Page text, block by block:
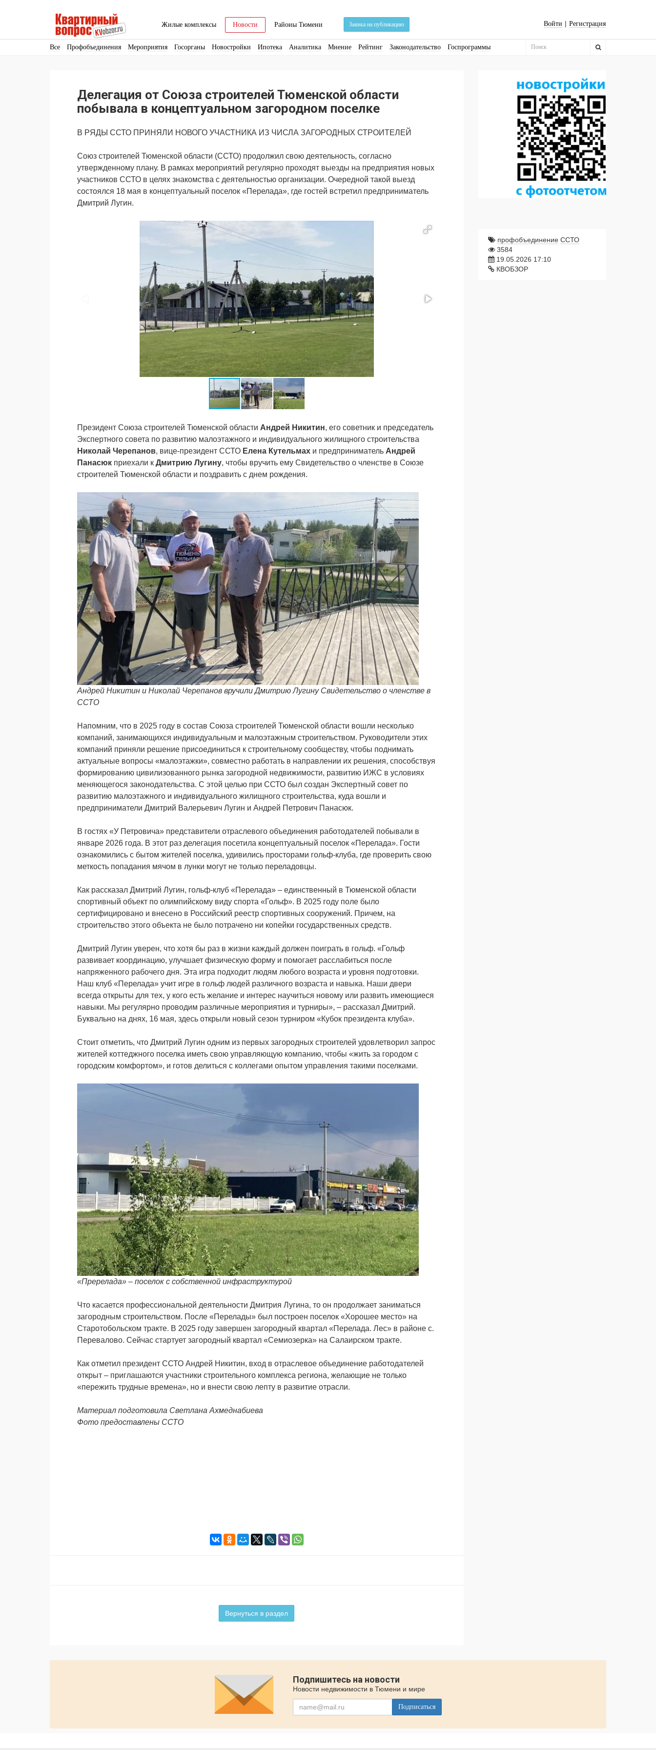
Жилые комплексы Новости Районы Тюмени Заявка на публикацию Войти | Регистрация
Все Профобъединения Мероприятия Госорганы Новостройки Ипотека Аналитика Мнение Рейтинг Законодательство Госпрограммы
Делегация от Союза строителей Тюменской области
побывала в концептуальном загородном поселке
В РЯДЫ ССТО ПРИНЯЛИ НОВОГО УЧАСТНИКА ИЗ ЧИСЛА ЗАГОРОДНЫХ СТРОИТЕЛЕЙ
Союз строителей Тюменской области (ССТО) продолжил свою деятельность, согласно
утвержденному плану. В рамках мероприятий регулярно проходят выезды на предприятия новых
участников ССТО в целях знакомства с деятельностью организации. Очередной такой выезд
состоялся 18 мая в концептуальный поселок «Перелада», где гостей встретил предприниматель
Дмитрий Лугин.
Президент Союза строителей Тюменской области Андрей Никитин, его советник и председатель
Экспертного совета по развитию малоэтажного и индивидуального жилищного строительства
Николай Черепанов, вице-президент ССТО Елена Кутельмах и предприниматель Андрей
Панасюк приехали к Дмитрию Лугину, чтобы вручить ему Свидетельство о членстве в Союзе
строителей Тюменской области и поздравить с днем рождения.
Андрей Никитин и Николай Черепанов вручили Дмитрию Лугину Свидетельство о членстве в
ССТО
Напомним, что в 2025 году в состав Союза строителей Тюменской области вошли несколько
компаний, занимающихся индивидуальным и малоэтажным строительством. Руководители этих
компаний приняли решение присоединиться к строительному сообществу, чтобы поднимать
актуальные вопросы «малоэтажки», совместно работать в направлении их решения, способствуя
формированию цивилизованного рынка загородной недвижимости, развитию ИЖС в условиях
меняющегося законодательства. С этой целью при ССТО был создан Экспертный совет по
развитию малоэтажного и индивидуального жилищного строительства, куда вошли и
предприниматели Дмитрий Валерьевич Лугин и Андрей Петрович Панасюк.
В гостях «У Петровича» представители отраслевого объединения работодателей побывали в
январе 2026 года. В этот раз делегация посетила концептуальный поселок «Перелада». Гости
ознакомились с бытом жителей поселка, удивились просторами гольф-клуба, где проверить свою
меткость попадания мячом в лунки могут не только переладовцы.
Как рассказал Дмитрий Лугин, гольф-клуб «Перелада» – единственный в Тюменской области
спортивный объект по олимпийскому виду спорта «Гольф». В 2025 году поле было
сертифицировано и внесено в Российский реестр спортивных сооружений. Причем, на
строительство этого объекта не было потрачено ни копейки государственных средств.
Дмитрий Лугин уверен, что хотя бы раз в жизни каждый должен поиграть в гольф. «Гольф
развивает координацию, улучшает физическую форму и помогает расслабиться после
напряженного рабочего дня. Эта игра подходит людям любого возраста и уровня подготовки.
Наш клуб «Перелада» учит игре в гольф людей различного возраста и навыка. Наши двери
всегда открыты для тех, у кого есть желание и интерес научиться новому или развить имеющиеся
навыки. Мы регулярно проводим различные мероприятия и турниры», – рассказал Дмитрий.
Буквально на днях, 16 мая, здесь открыли новый сезон турниром «Кубок президента клуба».
Стоит отметить, что Дмитрий Лугин одним из первых загородных строителей удовлетворил запрос
жителей коттеджного поселка иметь свою управляющую компанию, чтобы «жить за городом с
городским комфортом», и готов делиться с коллегами опытом управления такими поселками.
«Пререлада» – поселок с собственной инфраструктурой
Что касается профессиональной деятельности Дмитрия Лугина, то он продолжает заниматься
загородным строительством. После «Перелады» был построен поселок «Хорошее место» на
Старотобольском тракте. В 2025 году завершен загородный квартал «Перелада. Лес» в районе с.
Перевалово. Сейчас стартует загородный квартал «Семиозерка» на Салаирском тракте.
Как отметил президент ССТО Андрей Никитин, вход в отраслевое объединение работодателей
открыт – приглашаются участники строительного комплекса региона, желающие не только
«пережить трудные времена», но и внести свою лепту в развитие отрасли.
Материал подготовила Светлана Ахмеднабиева
Фото предоставлены ССТО
Вернуться в раздел
профобъединение ССТО
3584
19.05.2026 17:10
КВОБЗОР
Подпишитесь на новости
Новости недвижимости в Тюмени и мире
Подписаться